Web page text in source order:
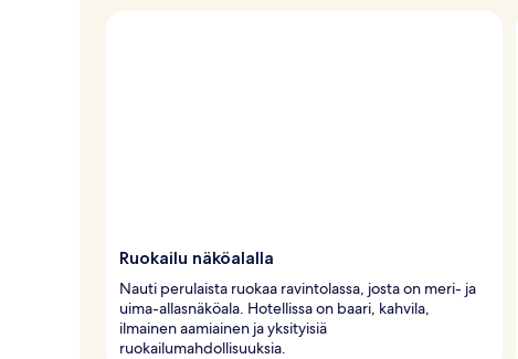
Ruokailu näköalalla
Nauti perulaista ruokaa ravintolassa, josta on meri- ja
uima-allasnäköala. Hotellissa on baari, kahvila,
ilmainen aamiainen ja yksityisiä
ruokailumahdollisuuksia.